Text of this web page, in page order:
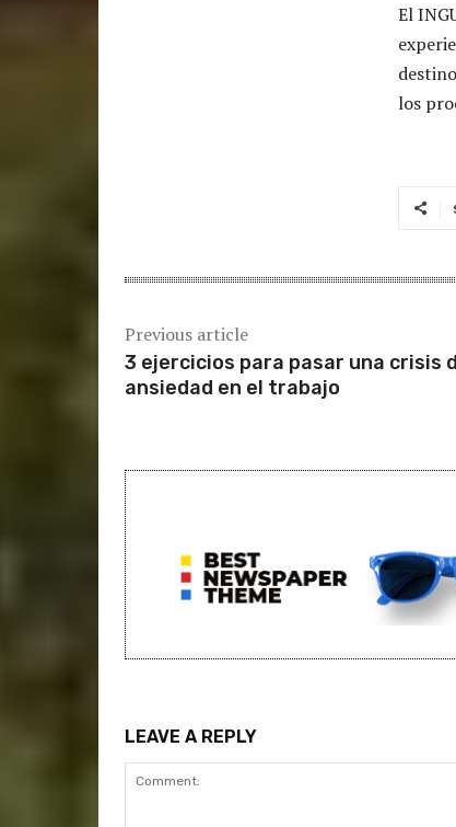
El
los
Previous article
3 ejercicios para pasar una crisis
ansiedad en el trabajo
LEAVE A REPLY